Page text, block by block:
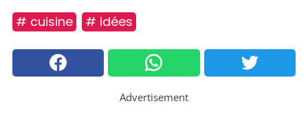
# cuisine # idées
Advertisement